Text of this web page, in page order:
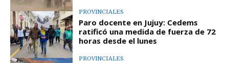
PROVINCIALES
Paro docente en Jujuy: Cedems
ratificó una medida de fuerza de 72
horas desde el lunes
PROVINCIALES